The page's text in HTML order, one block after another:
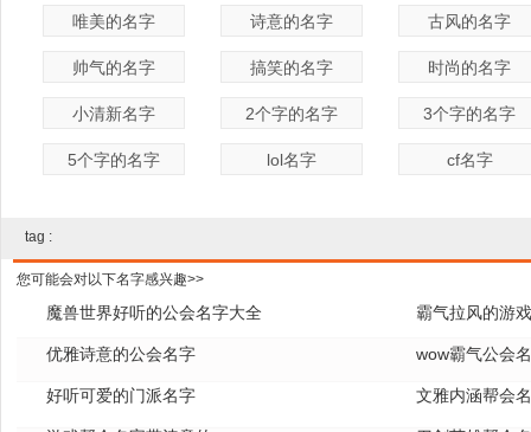
唯美的名字 诗意的名字 古风的名字
帅气的名字 搞笑的名字 时尚的名字
小清新名字 2个字的名字 3个字的名字
5个字的名字 lol名字 cf名字
tag :
您可能会对以下名字感兴趣>>
魔兽世界好听的公会名字大全 霸气拉风的游
优雅诗意的公会名字 wow霸气公会
好听可爱的门派名字 文雅内涵帮会